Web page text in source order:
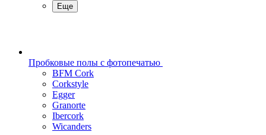
Еще
Пробковые полы с фотопечатью
BFM Cork
Corkstyle
Egger
Granorte
Ibercork
Wicanders